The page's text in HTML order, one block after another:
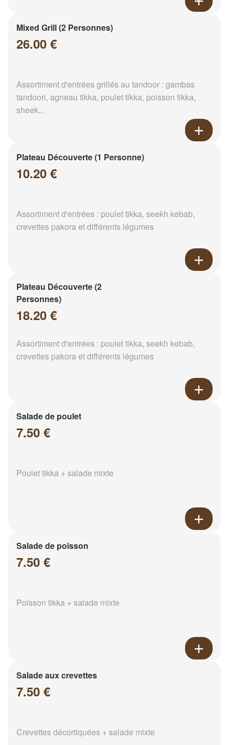
Mixed Grill (2 Personnes)
26.00 €
Assortiment d'entrées grillés au tandoor : gambas
tandoori, agneau tikka, poulet tikka, poisson tikka,
sheek...
Plateau Découverte (1 Personne)
10.20 €
Assortiment d'entrées : poulet tikka, seekh kebab,
crevettes pakora et différents légumes
Plateau Découverte (2
Personnes)
18.20 €
Assortiment d'entrées : poulet tikka, seekh kebab,
crevettes pakora et différents légumes
Salade de poulet
7.50 €
Poulet tikka + salade mixte
Salade de poisson
7.50 €
Poisson tikka + salade mixte
Salade aux crevettes
7.50 €
Crevettes décortiquées + salade mixte